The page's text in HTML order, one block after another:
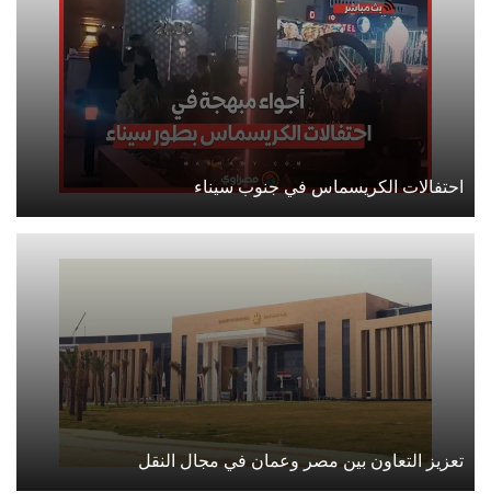
احتفالات الكريسماس في جنوب سيناء
تعزيز التعاون بين مصر وعمان في مجال النقل